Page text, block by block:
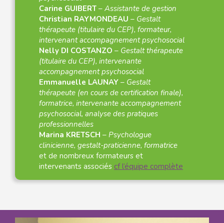
Carine GUIBERT – Assistante de gestion
Christian RAYMONDEAU – Gestalt
thérapeute (titulaire du CEP), formateur,
intervenant accompagnement psychosocial
Nelly DI COSTANZO – Gestalt thérapeute
(titulaire du CEP), intervenante
accompagnement psychosocial
Emmanuelle LAUNAY – Gestalt
thérapeute (en cours de certification finale),
formatrice, intervenante accompagnement
psychosocial, analyse des pratiques
professionnelles
Marina KRETSCH – Psychologue
clinicienne, gestalt-praticienne, formatrice
et de nombreux formateurs et
intervenants associés cf l’équipe complète